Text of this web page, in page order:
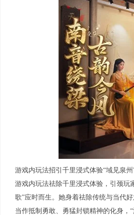
游戏内玩法招引千里浸式体验“域见泉州
游戏内玩法祛除千里浸式体验，引颈玩
歌”应时而生。她身着祛除传统与当代
当作抵制勇敢、勇猛封锁精神的化身，